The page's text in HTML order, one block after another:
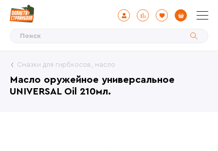
Масло оружейное универсальное
UNIVERSAL Oil 210мл.
Смазки для гирбкосов, масло